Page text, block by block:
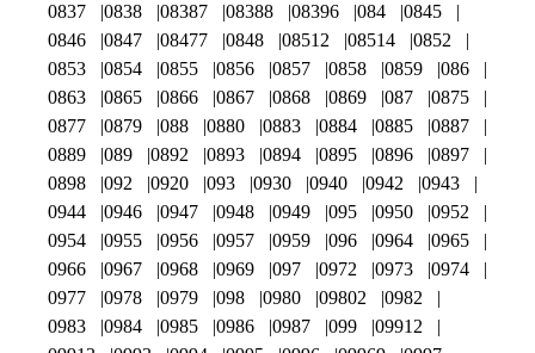
0837
0838 08387 08388 08396 084
0845
0846
0847 08477 0848 08512 08514
0852
0853
0854 0855 0856 0857 0858 0859
086
0863
0865 0866 0867 0868 0869 087
0875
0877
0879 088 0880 0883 0884 0885
0887
0889
089 0892 0893 0894 0895 0896
0897
0898
092 0920 093 0930 0940 0942
0943
0944
0946 0947 0948 0949 095 0950
0952
0954
0955 0956 0957 0959 096 0964
0965
0966
0967 0968 0969 097 0972 0973
0974
0977
0978 0979 098 0980 09802
0982
0983
0984 0985 0986 0987 099
09912